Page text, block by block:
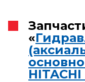
«